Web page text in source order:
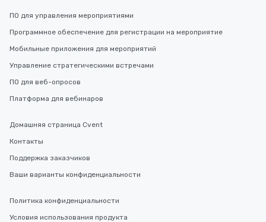
ПО для управления мероприятиями
Программное обеспечение для регистрации на мероприятие
Мобильные приложения для мероприятий
Управление стратегическими встречами
ПО для веб-опросов
Платформа для вебинаров
Домашняя страница Cvent
Контакты
Поддержка заказчиков
Ваши варианты конфиденциальности
Политика конфиденциальности
Условия использования продукта